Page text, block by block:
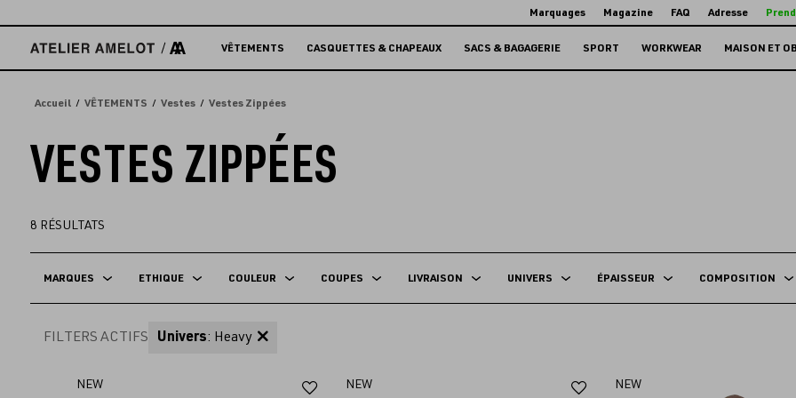
directement
contenu
Marquages Magazine FAQ Adresse
VÊTEMENTS CASQUETTES & CHAPEAUX SACS & BAGAGERIE SPORT WORKWEAR MAISON ET
Accueil VÊTEMENTS Vestes Vestes Zippées
VESTES ZIPPÉES
8 RÉSULTATS
MARQUES ETHIQUE COULEUR COUPES LIVRAISON UNIVERS ÉPAISSEUR COMPOSITION
FILTERS ACTIFS Univers: Heavy
NEW
Ajouter
NEW
Ajouter
NEW